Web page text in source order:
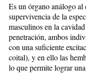
Es un ór­gano análogo al
supervivencia de la
masculinos en la
penetración, ambos
con una suficiente
coital), y en ello las
lo que permite lograr